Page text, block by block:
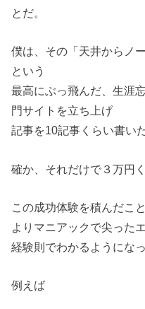
とだ。
僕は、その「天井からノ
という
最高にぶっ飛んだ、生涯
門サイトを立ち上げ
記事を10記事くらい書いた
確か、それだけで３万円
この成功体験を積んだこと
よりマニアックで尖った
経験則でわかるようになっ
例えば